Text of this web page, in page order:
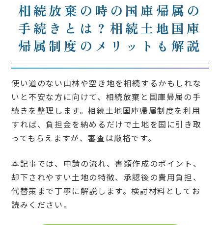
相続放棄の時の国庫帰属の
手続きとは？相続土地国庫
帰属制度のメリットも解説
使い道のない山林や空き地を相続するかもしれな
いと不安な方に向けて、相続放棄と国庫帰属の手
続きを整理します。相続土地国庫帰属制度を利用
すれば、負担金を納めるだけで土地を国に引き取
ってもらえますが、審査は厳格です。
本記事では、申請の流れ、書類作成のポイント、
却下されやすい土地の特徴、承認後の費用負担、
代替策まで丁寧に解説します。検討材料としてお
読みください。